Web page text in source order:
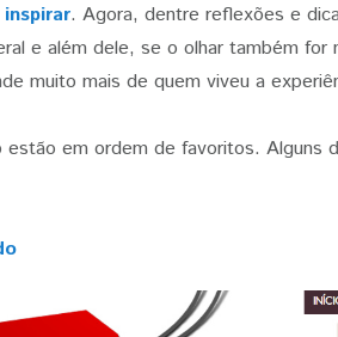
. Agora, dentre reflexões e
e além dele, se o olhar também
muito mais de quem viveu a
estão em ordem de favoritos. Alguns